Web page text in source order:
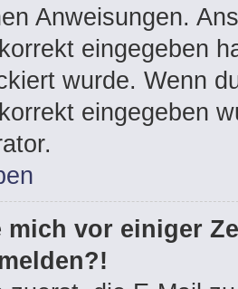
Anweisungen.
eingegeben
wurde. Wenn
eingegeben
mich vor einiger